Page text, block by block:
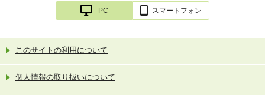
PC スマートフォン
このサイトの利用について
個人情報の取り扱いについて